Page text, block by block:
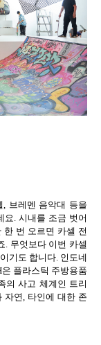
, 브레멘 음악대 등을
요. 시내를 조금 벗어
한 번 오르면 카셀 전
. 무엇보다 이번 카셀
기도 합니다. 인도네
은 플라스틱 주방용품
의 사고 체계인 트리
자연, 타인에 대한 존